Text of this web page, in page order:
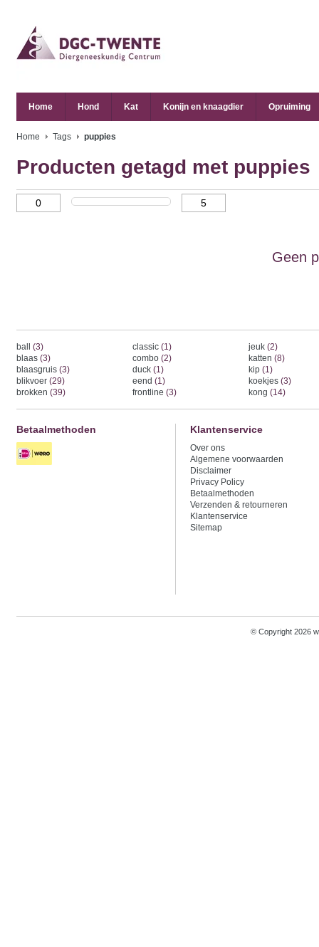
Home Hond Kat Konijn en knaagdier Opruiming
Home Tags puppies
Producten getagd met puppies
Geen
ball (3)
blaas (3)
blaasgruis (3)
blikvoer (29)
brokken (39)
classic (1)
combo (2)
duck (1)
eend (1)
frontline (3)
jeuk (2)
katten (8)
kip (1)
koekjes (3)
kong (14)
Betaalmethoden Klantenservice
Over ons
Algemene voorwaarden
Disclaimer
Privacy Policy
Betaalmethoden
Verzenden & retourneren
Klantenservice
Sitemap
© Copyright 2026